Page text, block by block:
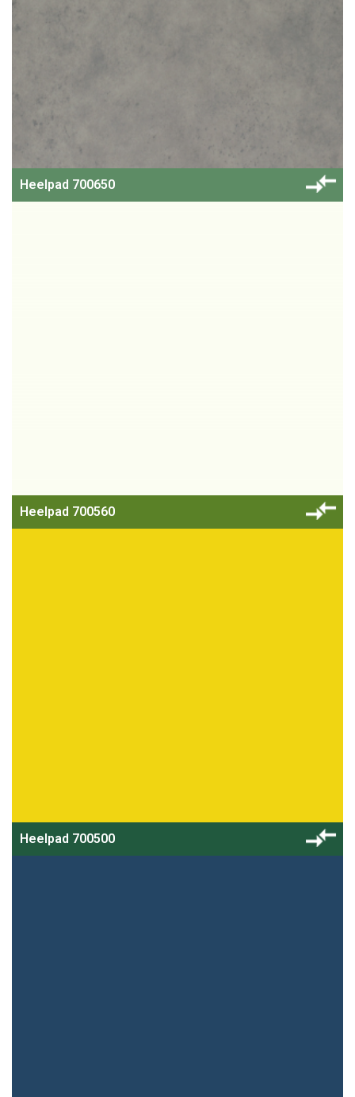
Heelpad 700650
Heelpad 700560
Heelpad 700500